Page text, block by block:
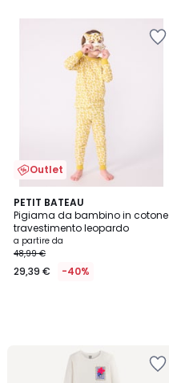
Outlet
PETIT BATEAU
Pigiama da bambino in cotone
travestimento leopardo
a partire da
48,99 €
29,39 € -40%